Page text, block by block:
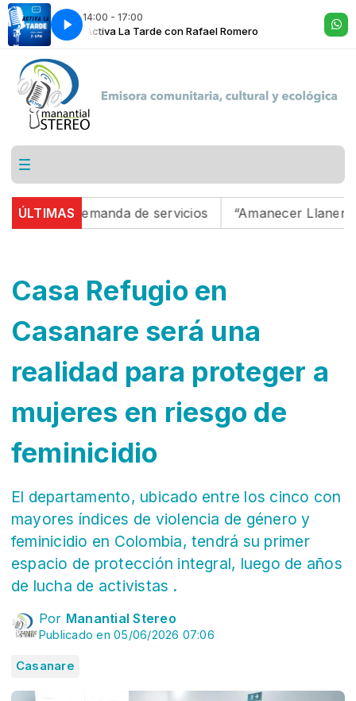
14:00 - 17:00
Activa La Tarde con Rafael Romero
ÚLTIMAS
demanda de servicios “Amanecer Llanero”: un
Casa Refugio en
Casanare será una
realidad para proteger a
mujeres en riesgo de
feminicidio
El departamento, ubicado entre los cinco con
mayores índices de violencia de género y
feminicidio en Colombia, tendrá su primer
espacio de protección integral, luego de años
de lucha de activistas .
Por Manantial Stereo
Publicado en 05/06/2026 07:06
Casanare